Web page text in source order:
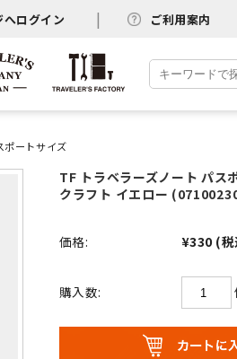
へログイン ご利用案内
ートサイズ
TF トラベラーズノート パス
クラフト イエロー
価格: ¥330 (税
購入数: